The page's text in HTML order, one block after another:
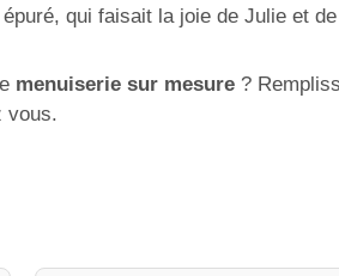
qui faisait la joie de Julie et
menuiserie sur mesure ?
vous.